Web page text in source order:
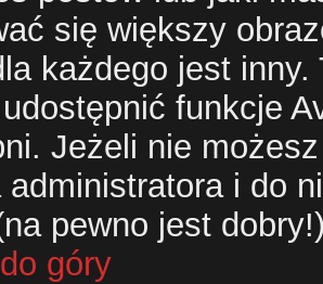
się większy
każdego jest
funkcje
Jeżeli nie
administratora i do
pewno jest
góry